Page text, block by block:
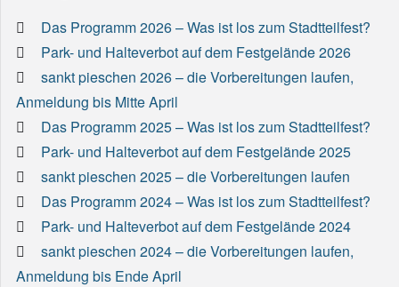
Das Programm 2026 – Was ist los zum Stadtteilfest?
Park- und Halteverbot auf dem Festgelände 2026
sankt pieschen 2026 – die Vorbereitungen laufen,
Anmeldung bis Mitte April
Das Programm 2025 – Was ist los zum Stadtteilfest?
Park- und Halteverbot auf dem Festgelände 2025
sankt pieschen 2025 – die Vorbereitungen laufen
Das Programm 2024 – Was ist los zum Stadtteilfest?
Park- und Halteverbot auf dem Festgelände 2024
sankt pieschen 2024 – die Vorbereitungen laufen,
Anmeldung bis Ende April